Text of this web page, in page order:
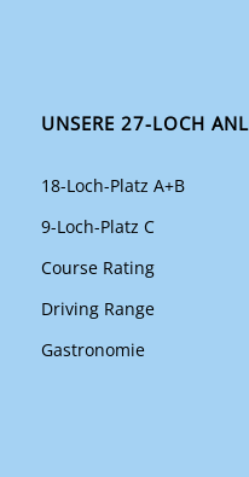
UNSERE 27-LOCH
18-Loch-Platz A+B
9-Loch-Platz C
Course Rating
Driving Range
Gastronomie